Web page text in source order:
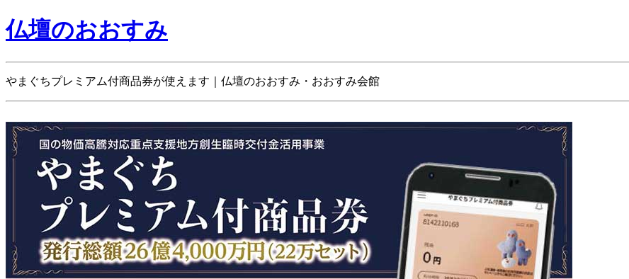
仏壇のおおすみ
やまぐちプレミアム付商品券が使えます｜仏壇のおおすみ・おおすみ会館